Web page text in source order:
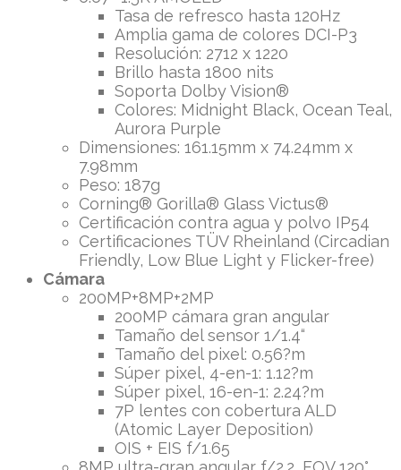
Tasa de refresco hasta 120Hz
Amplia gama de colores DCI-P3
Resolución: 2712 x 1220
Brillo hasta 1800 nits
Soporta Dolby Vision®
Colores: Midnight Black, Ocean Teal,
Aurora Purple
Dimensiones: 161.15mm x 74.24mm x
7.98mm
Peso: 187g
Corning® Gorilla® Glass Victus®
Certificación contra agua y polvo IP54
Certificaciones TÜV Rheinland (Circadian
Friendly, Low Blue Light y Flicker-free)
Cámara
200MP+8MP+2MP
200MP cámara gran angular
Tamaño del sensor 1/1.4“
Tamaño del pixel: 0.56?m
Súper pixel, 4-en-1: 1.12?m
Súper pixel, 16-en-1: 2.24?m
7P lentes con cobertura ALD
(Atomic Layer Deposition)
OIS + EIS f/1.65